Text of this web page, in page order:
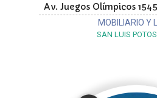
Av. Juegos Olímpicos
MOBILIARIO Y
SAN LUIS